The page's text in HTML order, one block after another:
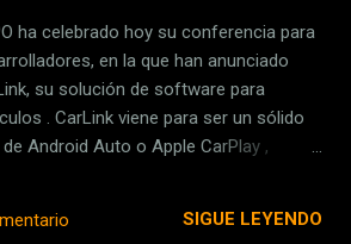
relación calidad precio tiene es... Ficha
de los HTC Earbuds Plus HTC True
Earbuds Plus Funciones
activa de ruido Controles
Resistencia al agua IPX5
Funda: hasta 18 horas ...
ha celebrado hoy su conferencia para
en la que han anunciado
su solución de software para
. CarLink viene para ser un sólido
de Android Auto o Apple CarPlay ,
del mismo. Esta es la apuesta de
SIGUE LEYENDO